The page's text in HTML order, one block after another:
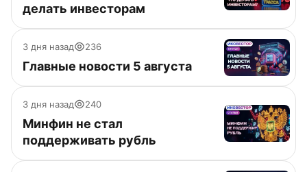
делать инвесторам
3 дня назад 236
Главные новости 5 августа
3 дня назад 240
Минфин не стал
поддерживать рубль